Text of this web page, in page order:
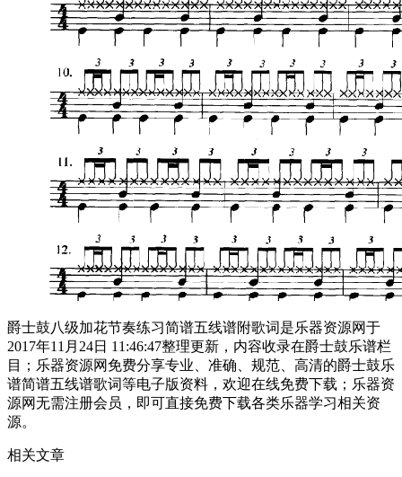
爵士鼓八级加花节奏练习简谱五线谱附歌词是乐器资源网于
2017年11月24日 11:46:47整理更新，内容收录在爵士鼓乐谱栏
目；乐器资源网免费分享专业、准确、规范、高清的爵士鼓乐
谱简谱五线谱歌词等电子版资料，欢迎在线免费下载；乐器资
源网无需注册会员，即可直接免费下载各类乐器学习相关资
源。
相关文章